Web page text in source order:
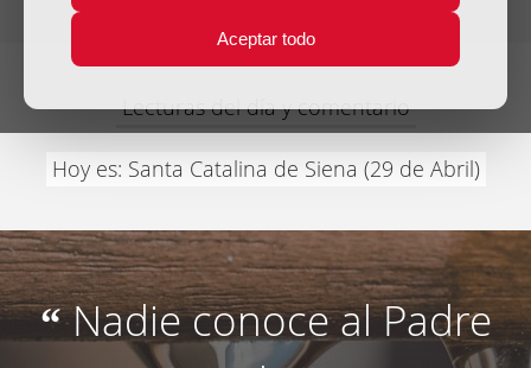
Aceptar todo
Lecturas del día y comentario
Hoy es: Santa Catalina de Siena (29 de Abril)
“Nadie conoce al Padre